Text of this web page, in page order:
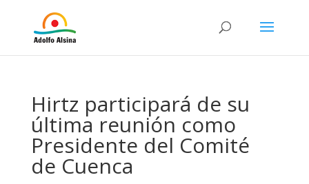
Hirtz participará de su
última reunión como
Presidente del Comité
de Cuenca